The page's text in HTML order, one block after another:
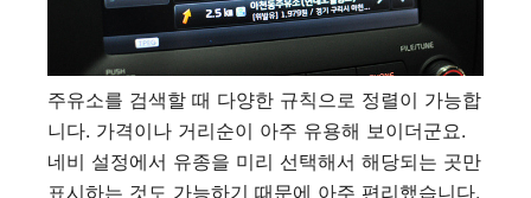
주유소를 검색할 때 다양한 규칙으로 정렬이 가능합
니다. 가격이나 거리순이 아주 유용해 보이더군요.
네비 설정에서 유종을 미리 선택해서 해당되는 곳만
표시하는 것도 가능하기 때문에 아주 편리했습니다.